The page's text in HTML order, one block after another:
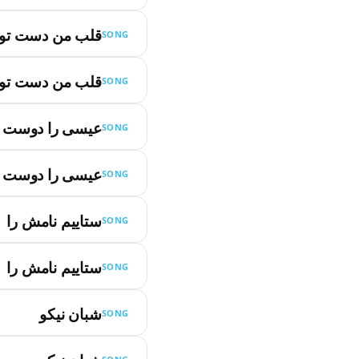
SONGقلب من دست تو
SONGقلب من دست تو
SONGعیسی را دوست
SONGعیسی را دوست
SONGستاییم نامش را
SONGستاییم نامش را
SONGشبان نیکو